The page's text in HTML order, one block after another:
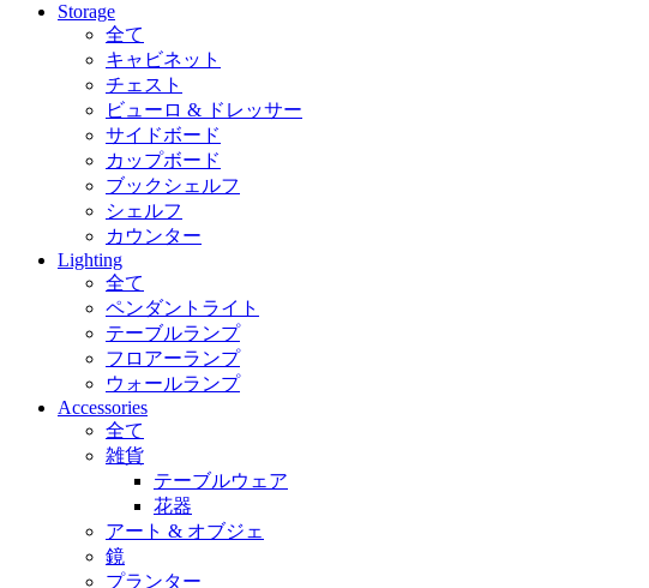
Storage
全て
キャビネット
チェスト
ビューロ & ドレッサー
サイドボード
カップボード
ブックシェルフ
シェルフ
カウンター
Lighting
全て
ペンダントライト
テーブルランプ
フロアーランプ
ウォールランプ
Accessories
全て
雑貨
テーブルウェア
花器
アート & オブジェ
鏡
プランター